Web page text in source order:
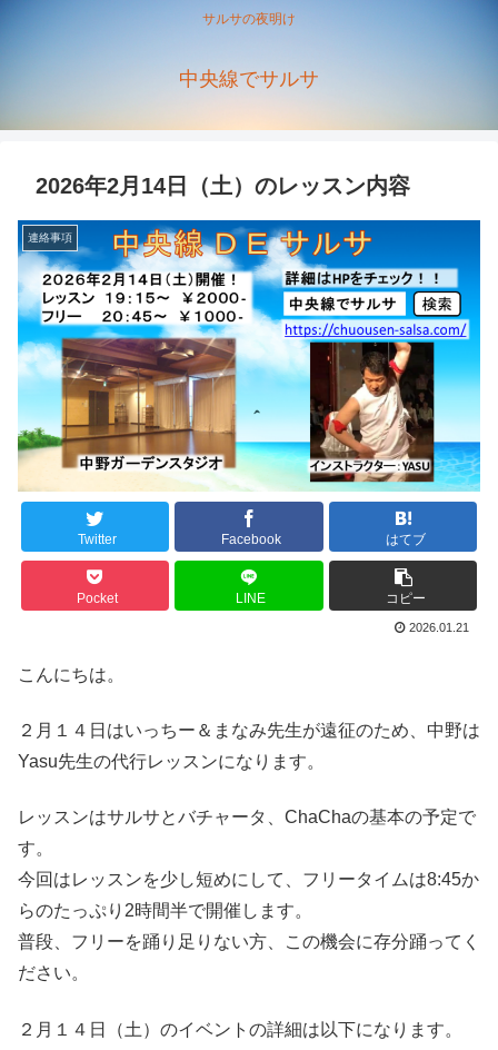
サルサの夜明け
中央線でサルサ
2026年2月14日（土）のレッスン内容
連絡事項
Twitter Facebook はてブ
Pocket LINE コピー
2026.01.21
こんにちは。
２月１４日はいっちー＆まなみ先生が遠征のため、中野は
Yasu先生の代行レッスンになります。
レッスンはサルサとバチャータ、ChaChaの基本の予定で
す。
今回はレッスンを少し短めにして、フリータイムは8:45か
らのたっぷり2時間半で開催します。
普段、フリーを踊り足りない方、この機会に存分踊ってく
ださい。
２月１４日（土）のイベントの詳細は以下になります。